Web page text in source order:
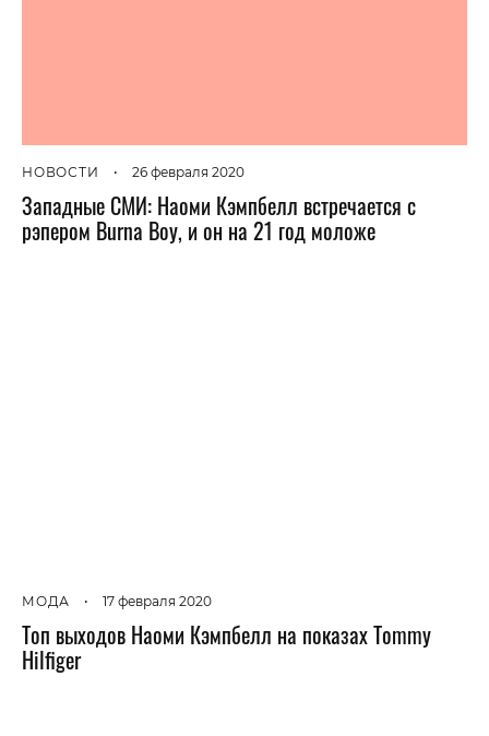
НОВОСТИ • 26 февраля 2020
Западные СМИ: Наоми Кэмпбелл встречается с
рэпером Burna Boy, и он на 21 год моложе
МОДА • 17 февраля 2020
Топ выходов Наоми Кэмпбелл на показах Tommy
Hilfiger